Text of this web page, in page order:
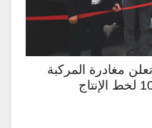
مغادرة المركبة